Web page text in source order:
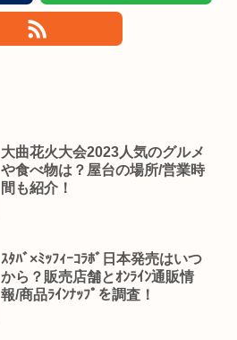
大曲花火大会2023人気のグルメ
や食べ物は？屋台の場所/営業時
間も紹介！
ｽﾀﾊﾞ×ﾐｯﾌｨｰｺﾗﾎﾞ日本発売はいつ
から？販売店舗とｵﾝﾗｲﾝ通販情
報/商品ﾗｲﾝﾅｯﾌﾟを調査！